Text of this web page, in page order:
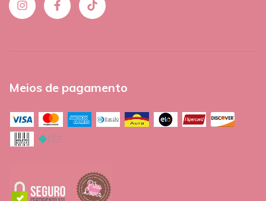
Meios de pagamento